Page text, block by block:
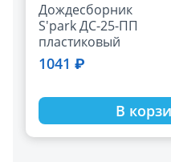
Дождесборник
S'park ДС-25-ПП
пластиковый
круглый с решеткой
пластиковой
1041 ₽
В